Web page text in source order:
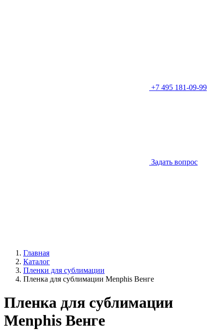
+7 495 181-09-99
Задать вопрос
Главная
Каталог
Пленки для сублимации
Пленка для сублимации Menphis Венге
Пленка для сублимации
Menphis Венге